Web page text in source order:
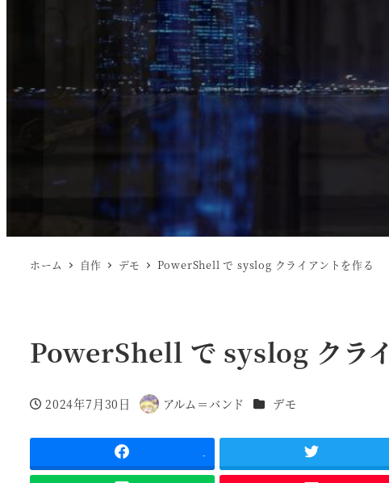
ホーム 自作 デモ PowerShell で syslog クライアントを作る
PowerShell で syslog クラ
投稿日
2024年7月30日
著
アルム＝バンド カテゴリー
デモ
-